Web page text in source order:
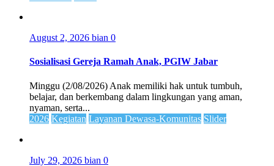
August 2, 2026 bian 0
Sosialisasi Gereja Ramah Anak, PGIW Jabar
Minggu (2/08/2026) Anak memiliki hak untuk tumbuh,
belajar, dan berkembang dalam lingkungan yang aman,
nyaman, serta...
2026 Kegiatan Layanan Dewasa-Komunitas Slider
July 29, 2026 bian 0